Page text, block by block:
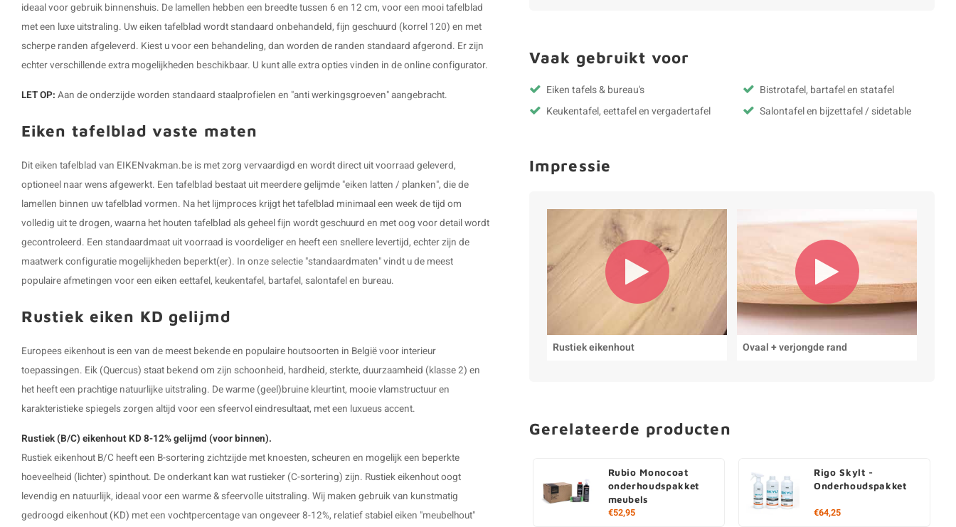
ideaal voor gebruik binnenshuis. De lamellen hebben een breedte tussen 6 en 12 cm, voor een mooi tafelblad
met een luxe uitstraling. Uw eiken tafelblad wordt standaard onbehandeld, fijn geschuurd (korrel 120) en met
scherpe randen afgeleverd. Kiest u voor een behandeling, dan worden de randen standaard afgerond. Er zijn
echter verschillende extra mogelijkheden beschikbaar. U kunt alle extra opties vinden in de online configurator.
LET OP: Aan de onderzijde worden standaard staalprofielen en "anti werkingsgroeven" aangebracht.
Eiken tafelblad vaste maten
Dit eiken tafelblad van EIKENvakman.be is met zorg vervaardigd en wordt direct uit voorraad geleverd,
optioneel naar wens afgewerkt. Een tafelblad bestaat uit meerdere gelijmde "eiken latten / planken", die de
lamellen binnen uw tafelblad vormen. Na het lijmproces krijgt het tafelblad minimaal een week de tijd om
volledig uit te drogen, waarna het houten tafelblad als geheel fijn wordt geschuurd en met oog voor detail wordt
gecontroleerd. Een standaardmaat uit voorraad is voordeliger en heeft een snellere levertijd, echter zijn de
maatwerk configuratie mogelijkheden beperkt(er). In onze selectie "standaardmaten" vindt u de meest
populaire afmetingen voor een eiken eettafel, keukentafel, bartafel, salontafel en bureau.
Rustiek eiken KD gelijmd
Europees eikenhout is een van de meest bekende en populaire houtsoorten in België voor interieur
toepassingen. Eik (Quercus) staat bekend om zijn schoonheid, hardheid, sterkte, duurzaamheid (klasse 2) en
het heeft een prachtige natuurlijke uitstraling. De warme (geel)bruine kleurtint, mooie vlamstructuur en
karakteristieke spiegels zorgen altijd voor een sfeervol eindresultaat, met een luxueus accent.
Rustiek (B/C) eikenhout KD 8-12% gelijmd (voor binnen).
Rustiek eikenhout B/C heeft een B-sortering zichtzijde met knoesten, scheuren en mogelijk een beperkte
hoeveelheid (lichter) spinthout. De onderkant kan wat rustieker (C-sortering) zijn. Rustiek eikenhout oogt
levendig en natuurlijk, ideaal voor een warme & sfeervolle uitstraling. Wij maken gebruik van kunstmatig
gedroogd eikenhout (KD) met een vochtpercentage van ongeveer 8-12%, relatief stabiel eiken "meubelhout"
Vaak gebruikt voor
Eiken tafels & bureau's
Keukentafel, eettafel en vergadertafel
Bistrotafel, bartafel en statafel
Salontafel en bijzettafel / sidetable
Impressie
Rustiek eikenhout Ovaal + verjongde rand
Gerelateerde producten
Rubio Monocoat
onderhoudspakket
meubels
€52,95
Rigo Skylt -
Onderhoudspakket
€64,25